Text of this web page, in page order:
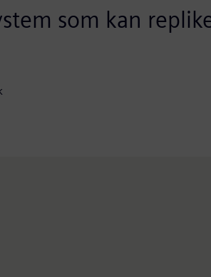
som kan